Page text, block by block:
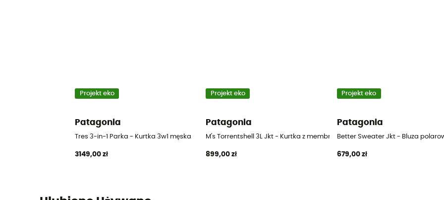
Projekt eko
Patagonia
Tres 3-in-1 Parka - Kurtka 3w1 męska
3149,00 zł
Projekt eko
Patagonia
M's Torrentshell 3L Jkt - Kurtka z membraną meska
899,00 zł
Projekt eko
Patagonia
Better Sweater Jkt - Bluza
679,00 zł